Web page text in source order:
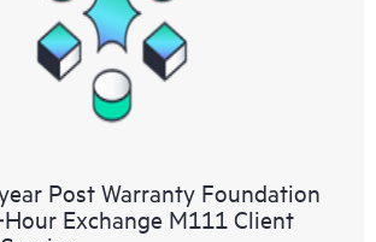
Post Warranty Foundation
Exchange M111 Client